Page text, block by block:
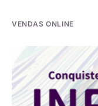
VENDAS ONLINE